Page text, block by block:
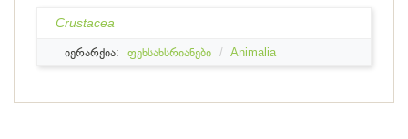
Crustacea
იერარქია: ფეხსახსრიანები Animalia